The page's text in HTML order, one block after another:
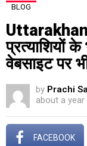
BLOG
प्रत्याशियों
वेबसाइट पर
by Prachi
about a year
FACEBOOK